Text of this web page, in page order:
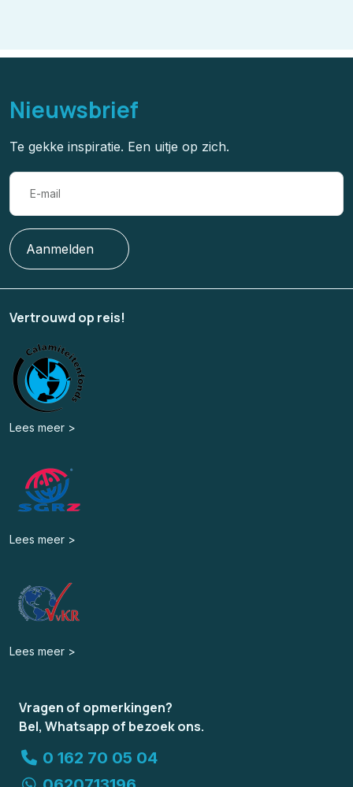
Nieuwsbrief
Te gekke inspiratie. Een uitje op zich.
Aanmelden
Vertrouwd op reis!
Lees meer >
Lees meer >
Lees meer >
Vragen of opmerkingen?
Bel, Whatsapp of bezoek ons.
0 162 70 05 04